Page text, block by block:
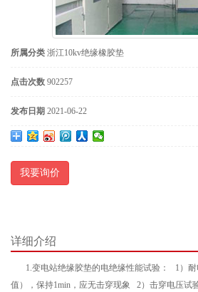
所属分类 浙江10kv绝缘橡胶垫
点击次数 902257
发布日期 2021-06-22
我要询价
详细介绍
1.变电站绝缘胶垫的电绝缘性能试验： 1）耐
值），保持1min，应无击穿现象 2）击穿电压试